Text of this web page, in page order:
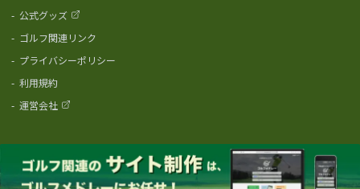
- 公式グッズ
- ゴルフ関連リンク
- プライバシーポリシー
- 利用規約
- 運営会社